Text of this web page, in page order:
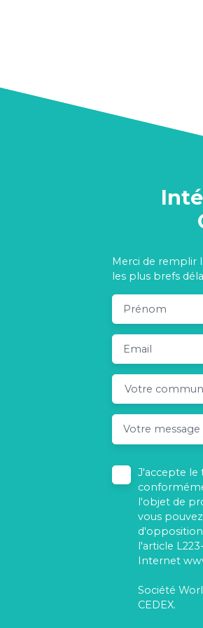
Merci de remplir
les plus brefs
Prénom
Email
Votre
Votre message
J'accepte le
l'objet de
vous
l'article
Internet
Société
CEDEX.